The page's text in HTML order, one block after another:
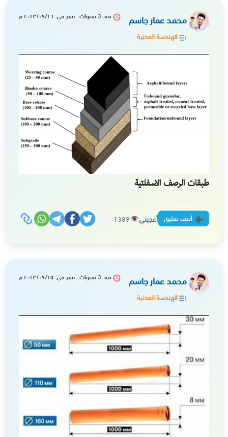
محمد عمار جاسم
الهندسة المدنية
منذ 3 سنوات نشر في ٢٠٢٣/٠٩/٢٦ م
طبقات الرصف الاسفلتية
أضف تعليق أعجبني 1389
محمد عمار جاسم
الهندسة المدنية
منذ 3 سنوات نشر في ٢٠٢٣/٠٩/٢٥ م